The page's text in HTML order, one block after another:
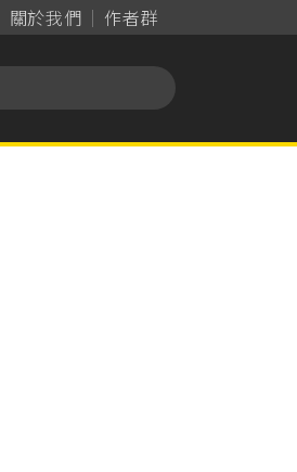
關於我們 作者群